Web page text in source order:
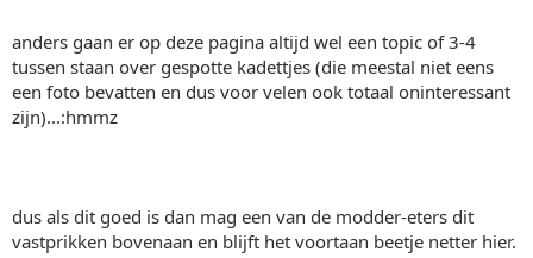
anders gaan er op deze pagina altijd wel een topic of 3-4
tussen staan over gespotte kadettjes (die meestal niet eens
een foto bevatten en dus voor velen ook totaal oninteressant
zijn)...:hmmz
dus als dit goed is dan mag een van de modder-eters dit
vastprikken bovenaan en blijft het voortaan beetje netter hier.